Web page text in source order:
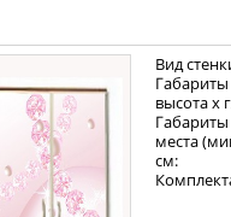
Вид
высота х
места
см: